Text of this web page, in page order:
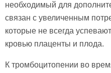
необходимый для
связан с увеличенным
которые не всегда
кровью плаценты и плода.
К тромбоцитопении во